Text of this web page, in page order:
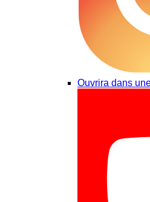
Ouvrira dans